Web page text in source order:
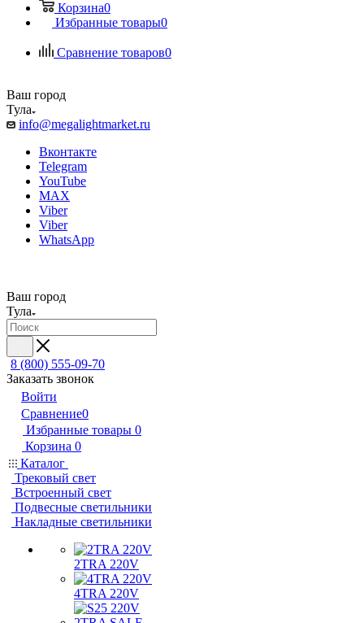
Корзина0
Избранные товары0
Сравнение товаров0
Ваш город
Тула
info@megalightmarket.ru
Вконтакте
Telegram
YouTube
MAX
Viber
Viber
WhatsApp
Ваш город
Тула
8 (800) 555-09-70
Заказать звонок
Войти
Сравнение0
Избранные товары 0
Корзина 0
Каталог
Трековый свет
Встроенный свет
Подвесные светильники
Накладные светильники
2TRA 220V
4TRA 220V